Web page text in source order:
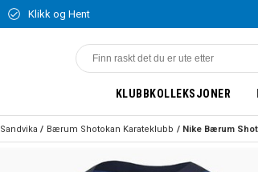
Klikk og Hent
KLUBBKOLLEKSJONER
Sandvika Bærum Shotokan Karateklubb